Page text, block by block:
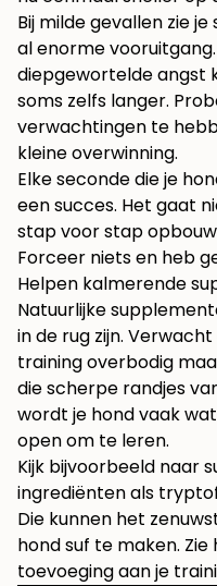
Bij milde gevallen zie
al enorme
diepgewortelde angst
soms zelfs langer.
verwachtingen te
kleine overwinning.
Elke seconde die je
een succes. Het gaat
stap voor stap
Forceer niets en heb
Helpen kalmerende
Natuurlijke
in de rug zijn.
training overbodig
die scherpe randjes
wordt je hond vaak
open om te leren.
Kijk bijvoorbeeld naar
ingrediënten als
Die kunnen het
hond suf te maken.
toevoeging aan je